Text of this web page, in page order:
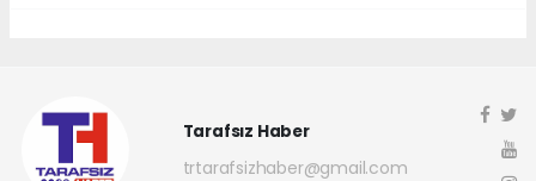
Tarafsız Haber
trtarafsizhaber@gmail.com